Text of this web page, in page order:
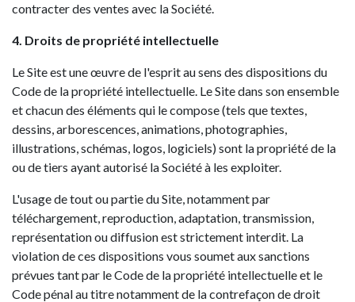
contracter des ventes avec la Société.
4. Droits de propriété intellectuelle
Le Site est une œuvre de l'esprit au sens des dispositions du
Code de la propriété intellectuelle. Le Site dans son ensemble
et chacun des éléments qui le compose (tels que textes,
dessins, arborescences, animations, photographies,
illustrations, schémas, logos, logiciels) sont la propriété de la
ou de tiers ayant autorisé la Société à les exploiter.
L'usage de tout ou partie du Site, notamment par
téléchargement, reproduction, adaptation, transmission,
représentation ou diffusion est strictement interdit. La
violation de ces dispositions vous soumet aux sanctions
prévues tant par le Code de la propriété intellectuelle et le
Code pénal au titre notamment de la contrefaçon de droit